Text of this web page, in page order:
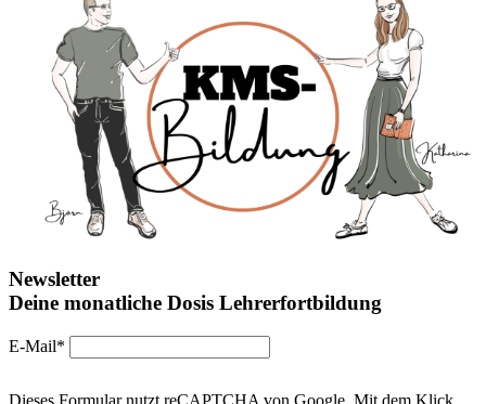
Newsletter
Deine monatliche Dosis Lehrerfortbildung
E-Mail*
Dieses Formular nutzt reCAPTCHA von Google. Mit dem Klick